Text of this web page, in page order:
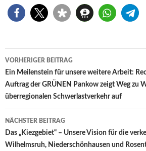
Beitragsnavigation
VORHERIGER BEITRAG
Ein Meilenstein für unsere weitere Arbeit:
Auftrag der GRÜNEN Pankow zeigt Weg zu
überregionalen Schwerlastverkehr auf
NÄCHSTER BEITRAG
Das „Kiezgebiet“ – Unsere Vision für die
Wilhelmsruh, Niederschönhausen und